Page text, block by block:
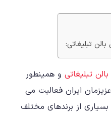
تبلیغاتی:
بالن تبلیغاتی و همینطور
ایران فعالیت می
بسیاری از برندهای مختلف